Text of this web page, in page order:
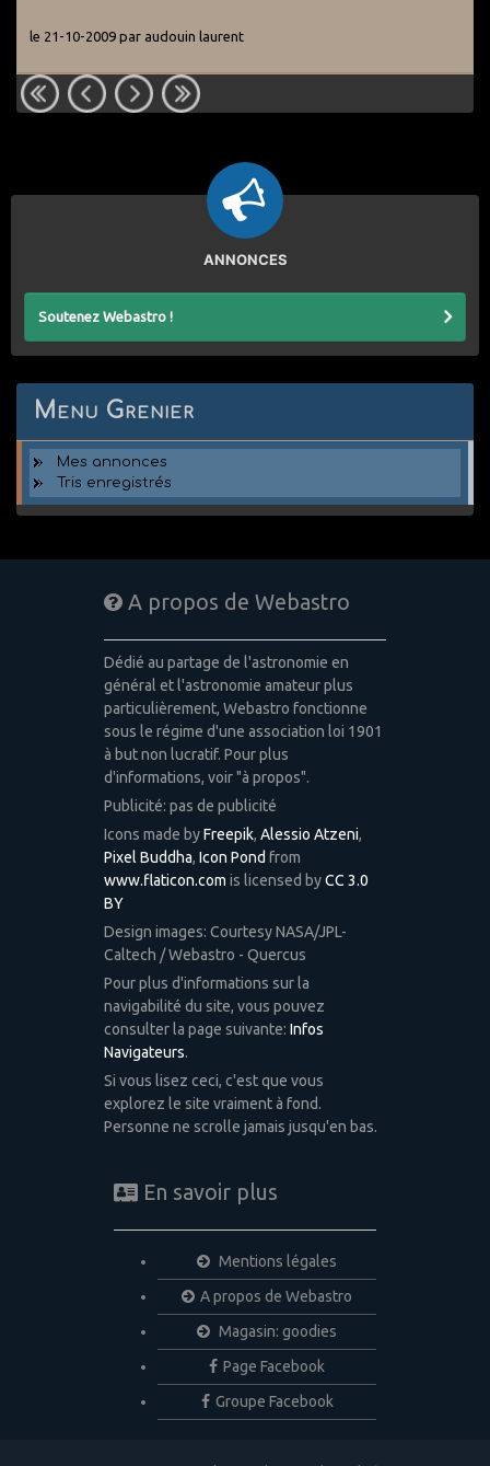
le 21-10-2009 par audouin laurent
ANNONCES
Soutenez Webastro !
Menu Grenier
Mes annonces
Tris enregistrés
A propos de Webastro
Dédié au partage de l'astronomie en
général et l'astronomie amateur plus
particulièrement, Webastro fonctionne
sous le régime d'une association loi 1901
à but non lucratif. Pour plus
d'informations, voir "à propos".
Publicité: pas de publicité
Icons made byFreepik, Alessio Atzeni,
Pixel Buddha, Icon Pond from
www.flaticon.com is licensed byCC 3.0
BY
Design images: Courtesy NASA/JPL-
Caltech / Webastro - Quercus
Pour plus d'informations sur la
navigabilité du site, vous pouvez
consulter la page suivante: Infos
Navigateurs.
Si vous lisez ceci, c'est que vous
explorez le site vraiment à fond.
Personne ne scrolle jamais jusqu'en bas.
En savoir plus
Mentions légales
A propos de Webastro
Magasin: goodies
Page Facebook
Groupe Facebook